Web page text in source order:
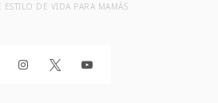
ESTILO DE VIDA PARA MAMÁS